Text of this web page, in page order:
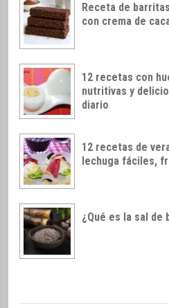
Receta de
con crema de
12 recetas con
nutritivas y
diario
12 recetas de
lechuga fáciles,
¿Qué es la sal de